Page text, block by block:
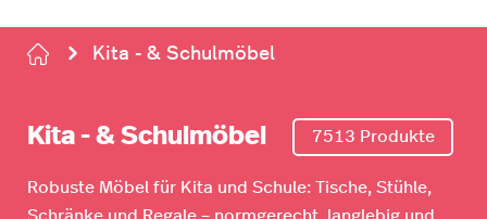
Kita - & Schulmöbel
Kita - & Schulmöbel 7513 Produkte
Robuste Möbel für Kita und Schule: Tische, Stühle,
Schränke und Regale – normgerecht, langlebig und